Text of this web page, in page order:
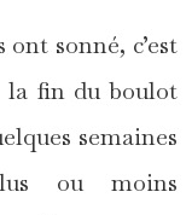
sonné, c’est
la fin du boulot
semaines
ou moins